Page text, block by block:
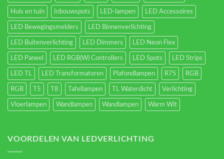
Huis en tuin Inbouwspots LED-lampen LED Accessoires
LED Bewegingsmelders LED Binnenverlichting
LED Buitenverlichting LED Dimmers LED Neon Flex
LED Paneel LED RGB(W) Controllers LED Spots LED Strips
LED TL LED Transformatoren Plafondlampen R7S RGB
RGB T5 T8 Tafellampen TL Waterdicht Verlichting
Vloerlampen Wandlampen Wandlampen Warm Wit
VOORDELEN VAN LEDVERLICHTING